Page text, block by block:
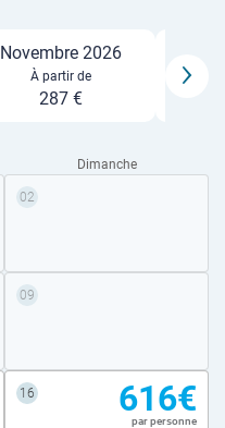
Novembre 2026
À partir de
287 €
Dimanche
02
09
16 616€
par personne